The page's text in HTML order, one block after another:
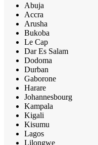
Abuja
Accra
Arusha
Bukoba
Le Cap
Dar Es Salam
Dodoma
Durban
Gaborone
Harare
Johannesbourg
Kampala
Kigali
Kisumu
Lagos
Lilongwe